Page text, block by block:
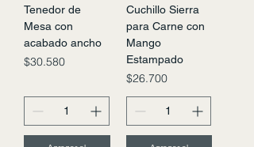
Tenedor de
Mesa con
acabado ancho
Precio
$30.580
Cuchillo Sierra
para Carne con
Mango
Estampado
Precio
$26.700